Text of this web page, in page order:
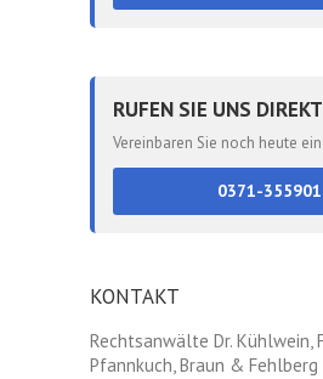
RUFEN SIE UNS
Vereinbaren Sie noch heute
0371-
KONTAKT
Rechtsanwälte Dr. Kühlwein,
Pfannkuch, Braun & Fehlberg